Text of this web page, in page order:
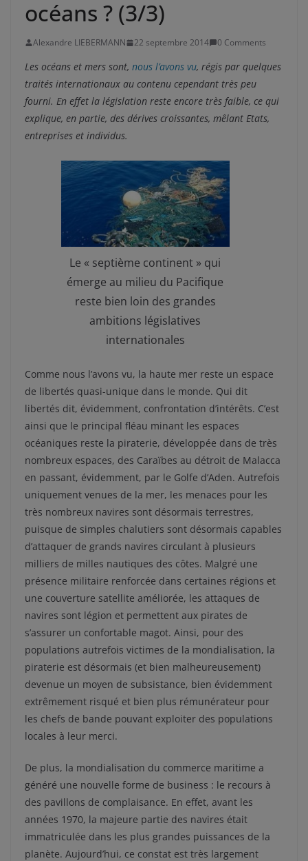
océans ? (3/3)
Alexandre LIEBERMANN 22 septembre 2014 0 Comments
Les océans et mers sont, nous l’avons vu, régis par quelques
traités internationaux au contenu cependant très peu
fourni. En effet la législation reste encore très faible, ce qui
explique, en partie, des dérives croissantes, mêlant Etats,
entreprises et individus.
Le « septième continent » qui
émerge au milieu du Pacifique
reste bien loin des grandes
ambitions législatives
internationales
Comme nous l’avons vu, la haute mer reste un espace
de libertés quasi-unique dans le monde. Qui dit
libertés dit, évidemment, confrontation d’intérêts. C’est
ainsi que le principal fléau minant les espaces
océaniques reste la piraterie, développée dans de très
nombreux espaces, des Caraïbes au détroit de Malacca
en passant, évidemment, par le Golfe d’Aden. Autrefois
uniquement venues de la mer, les menaces pour les
très nombreux navires sont désormais terrestres,
puisque de simples chalutiers sont désormais capables
d’attaquer de grands navires circulant à plusieurs
milliers de milles nautiques des côtes. Malgré une
présence militaire renforcée dans certaines régions et
une couverture satellite améliorée, les attaques de
navires sont légion et permettent aux pirates de
s’assurer un confortable magot. Ainsi, pour des
populations autrefois victimes de la mondialisation, la
piraterie est désormais (et bien malheureusement)
devenue un moyen de subsistance, bien évidemment
extrêmement risqué et bien plus rémunérateur pour
les chefs de bande pouvant exploiter des populations
locales à leur merci.
De plus, la mondialisation du commerce maritime a
généré une nouvelle forme de business : le recours à
des pavillons de complaisance. En effet, avant les
années 1970, la majeure partie des navires était
immatriculée dans les plus grandes puissances de la
planète. Aujourd’hui, ce constat est très largement